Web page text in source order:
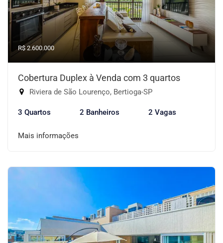
R$ 2.600.000
Cobertura Duplex à Venda com 3 quartos
Riviera de São Lourenço, Bertioga-SP
3 Quartos 2 Banheiros 2 Vagas
Mais informações